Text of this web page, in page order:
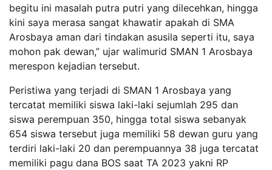
begitu ini masalah putra putri yang dilecehkan, hingga
kini saya merasa sangat khawatir apakah di SMA
Arosbaya aman dari tindakan asusila seperti itu, saya
mohon pak dewan,” ujar walimurid SMAN 1 Arosbaya
merespon kejadian tersebut.
Peristiwa yang terjadi di SMAN 1 Arosbaya yang
tercatat memiliki siswa laki-laki sejumlah 295 dan
siswa perempuan 350, hingga total siswa sebanyak
654 siswa tersebut juga memiliki 58 dewan guru yang
terdiri laki-laki 20 dan perempuannya 38 juga tercatat
memiliki pagu dana BOS saat TA 2023 yakni RP